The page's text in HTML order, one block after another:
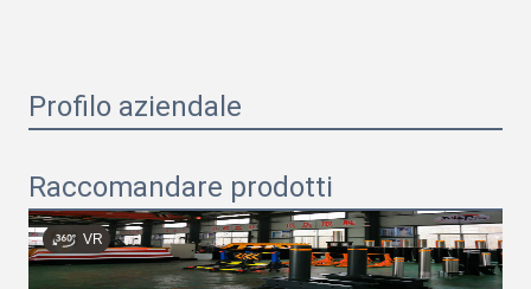
Profilo aziendale
Raccomandare prodotti
VR